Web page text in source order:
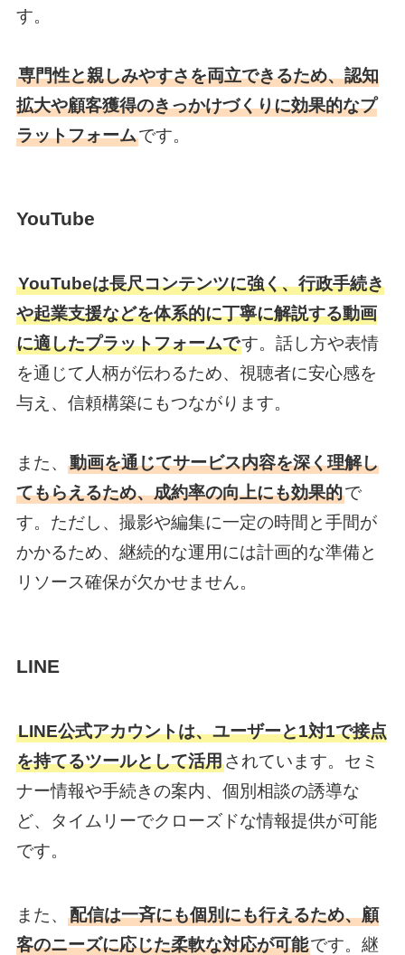
す。
専門性と親しみやすさを両立できるため、認知
拡大や顧客獲得のきっかけづくりに効果的なプ
ラットフォームです。
YouTube
YouTubeは長尺コンテンツに強く、行政手続き
や起業支援などを体系的に丁寧に解説する動画
に適したプラットフォームです。話し方や表情
を通じて人柄が伝わるため、視聴者に安心感を
与え、信頼構築にもつながります。
また、 動画を通じてサービス内容を深く理解し
てもらえるため、成約率の向上にも効果的で
す。ただし、撮影や編集に一定の時間と手間が
かかるため、継続的な運用には計画的な準備と
リソース確保が欠かせません。
LINE
LINE公式アカウントは、ユーザーと1対1で接点
を持てるツールとして活用されています。セミ
ナー情報や手続きの案内、個別相談の誘導な
ど、タイムリーでクローズドな情報提供が可能
です。
また、 配信は一斉にも個別にも行えるため、顧
客のニーズに応じた柔軟な対応が可能です。継